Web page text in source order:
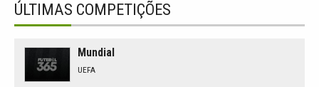
ÚLTIMAS COMPETIÇÕES
Mundial
UEFA